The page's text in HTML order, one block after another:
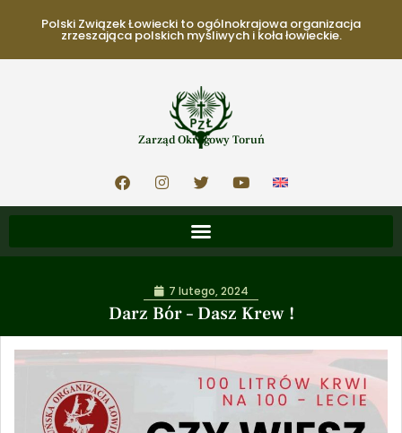
Polski Związek Łowiecki to ogólnokrajowa organizacja
zrzeszająca polskich myśliwych i koła łowieckie.
Zarząd Okręgowy Toruń
Darz Bór – Dasz Krew !
7 lutego, 2024